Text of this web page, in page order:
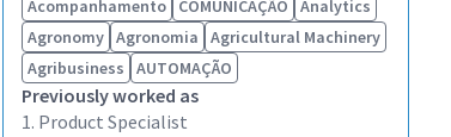
Acompanhamento
COMUNICAÇÃO
Analytics
Agronomy Agronomia
Agricultural Machinery
Agribusiness
AUTOMAÇÃO
Previously worked as
1. Product Specialist